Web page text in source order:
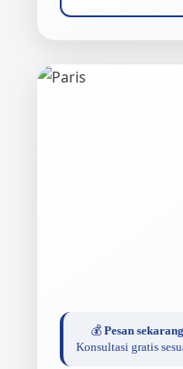
💰 Pesan
Konsultasi gratis